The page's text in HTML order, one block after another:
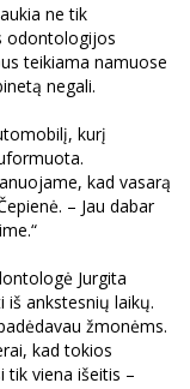
ne tik
odontologijos
teikiama namuose
negali.
kurį
kad vasarą
– Jau dabar
Jurgita
iš ankstesnių laikų.
žmonėms.
kad tokios
tik viena išeitis –